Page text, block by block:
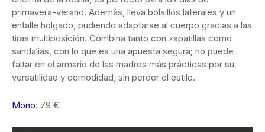
primavera-verano. Además, lleva bolsillos laterales y un
entalle holgado, pudiendo adaptarse al cuerpo gracias a las
tiras multiposición. Combina tanto con zapatillas como
sandalias, con lo que es una apuesta segura; no puede
faltar en el armario de las madres más prácticas por su
versatilidad y comodidad, sin perder el estilo.
Mono: 79 €